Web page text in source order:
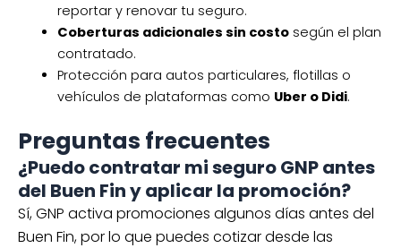
reportar y renovar tu seguro.
Coberturas adicionales sin costosegún el plan
contratado.
Protección para autos particulares, flotillas o
vehículos de plataformas como Uber o Didi.
Preguntas frecuentes
¿Puedo contratar mi seguro GNP antes
del Buen Fin y aplicar la promoción?
Sí, GNP activa promociones algunos días antes del
Buen Fin, por lo que puedes cotizar desde las